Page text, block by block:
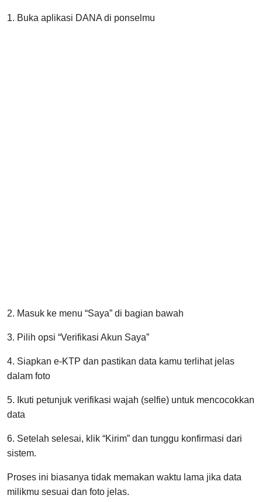
1. Buka aplikasi DANA di ponselmu
2. Masuk ke menu “Saya” di bagian bawah
3. Pilih opsi “Verifikasi Akun Saya”
4. Siapkan e-KTP dan pastikan data kamu terlihat jelas
dalam foto
5. Ikuti petunjuk verifikasi wajah (selfie) untuk mencocokkan
data
6. Setelah selesai, klik “Kirim” dan tunggu konfirmasi dari
sistem.
Proses ini biasanya tidak memakan waktu lama jika data
milikmu sesuai dan foto jelas.